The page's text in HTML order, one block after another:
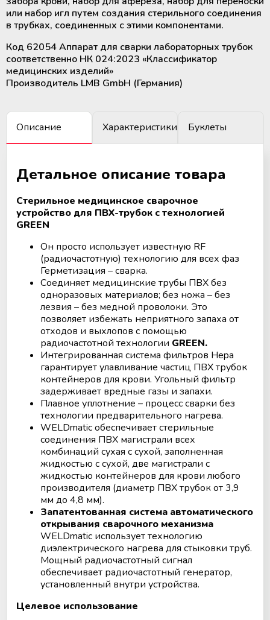
крови
стволовых клеток
ТермоСумки для транспортировки
Устройства для стерильного
Аппараты для донорского и
терапевтического плазмафереза
Аппараты для автоматического
Аппараты для облучения крови
Мобильный пункт забора крови
(Донорский автобус)
Дополнительные материалы к
холодильному оборудованию
Рулоны и пакеты для
или набор игл путем создания стерильного соединения
в трубках, соединенных с этими компонентами.
Код 62054 Аппарат для сварки лабораторных трубок
соответственно НК 024:2023 «Классификатор
медицинских изделий»
Производитель LMB GmbH (Германия)
Описание Характеристики Буклеты
Детальное описание товара
Стерильное медицинское сварочное
устройство для ПВХ-трубок с технологией
GREEN
Он просто использует известную RF
(радиочастотную) технологию для всех фаз
Герметизация – сварка.
Соединяет медицинские трубы ПВХ без
одноразовых материалов; без ножа – без
лезвия – без медной проволоки. Это
позволяет избежать неприятного запаха от
отходов и выхлопов с помощью
радиочастотной технологии GREEN.
Интегрированная система фильтров Hepa
гарантирует улавливание частиц ПВХ трубок
контейнеров для крови. Угольный фильтр
задерживает вредные газы и запахи.
Плавное уплотнение – процесс сварки без
технологии предварительного нагрева.
WELDmatic обеспечивает стерильные
соединения ПВХ магистрали всех
комбинаций сухая с сухой, заполненная
жидкостью с сухой, две магистрали с
жидкостью контейнеров для крови любого
производителя (диаметр ПВХ трубок от 3,9
мм до 4,8 мм).
Запатентованная система автоматического
открывания сварочного механизма
WELDmatic использует технологию
диэлектрического нагрева для стыковки труб.
Мощный радиочастотный сигнал
обеспечивает радиочастотный генератор,
установленный внутри устройства.
Целевое использование